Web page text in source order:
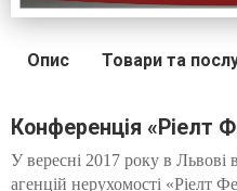
Опис Товари та
Конференція «Ріелт
У вересні 2017 року в Львові
агенцій нерухомості «Ріелт